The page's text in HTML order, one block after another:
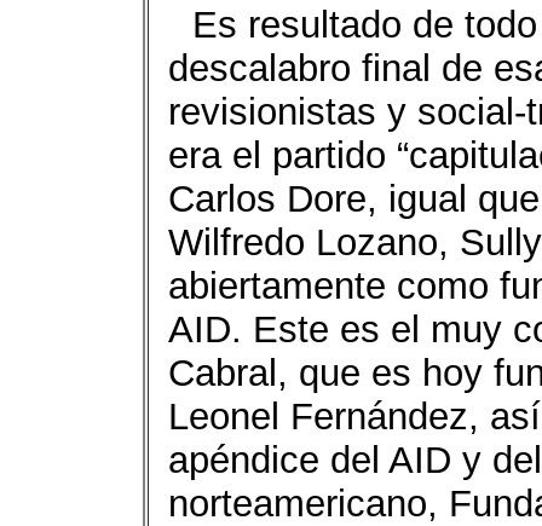
Es resultado de
descalabro final de
revisionistas y
era el partido
Carlos Dore, igual
Wilfredo Lozano,
abiertamente como
AID. Este es el muy
Cabral, que es hoy
Leonel Fernández,
apéndice del AID y
norteamericano,